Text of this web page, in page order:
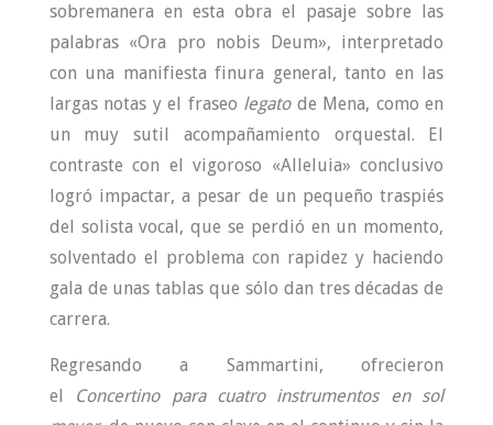
sobremanera en esta obra el pasaje sobre las
palabras «Ora pro nobis Deum», interpretado
con una manifiesta finura general, tanto en las
largas notas y el fraseo legatode Mena, como en
un muy sutil acompañamiento orquestal. El
contraste con el vigoroso «Alleluia» conclusivo
logró impactar, a pesar de un pequeño traspiés
del solista vocal, que se perdió en un momento,
solventado el problema con rapidez y haciendo
gala de unas tablas que sólo dan tres décadas de
carrera.
Regresando a Sammartini, ofrecieron
el Concertino para cuatro instrumentos en sol